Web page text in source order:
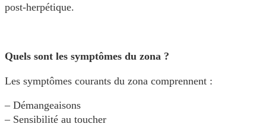
post-herpétique.
Quels sont les symptômes du zona ?
Les symptômes courants du zona comprennent :
– Démangeaisons
– Sensibilité au toucher